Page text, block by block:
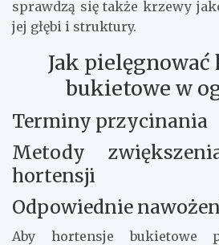
sprawdzą się także krzewy
jej głębi i struktury.
Jak
bukietowe w
Terminy przycinania
Metody
hortensji
Odpowiednie
Aby hortensje bukietowe